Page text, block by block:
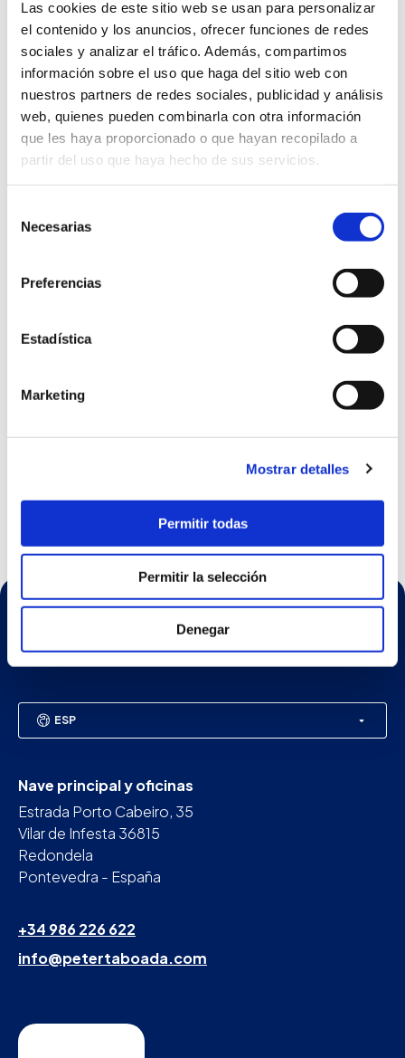
Las cookies de este sitio web se usan para personalizar
el contenido y los anuncios, ofrecer funciones de redes
sociales y analizar el tráfico. Además, compartimos
información sobre el uso que haga del sitio web con
nuestros partners de redes sociales, publicidad y análisis
web, quienes pueden combinarla con otra información
que les haya proporcionado o que hayan recopilado a
partir del uso que haya hecho de sus servicios.
Necesarias
Preferencias
Estadística
Marketing
Mostrar detalles
Permitir todas
Permitir la selección
Denegar
Noticias
PETER TABOADA en SMM 2018 La feria más
celebró en Hamburgo entre los días 4 y 7 de
septiembre. Un...
Leer más
ESP
Nave principal y oficinas
Estrada Porto Cabeiro, 35
Vilar de Infesta 36815
Redondela
Pontevedra - España
+34 986 226 622
info@petertaboada.com